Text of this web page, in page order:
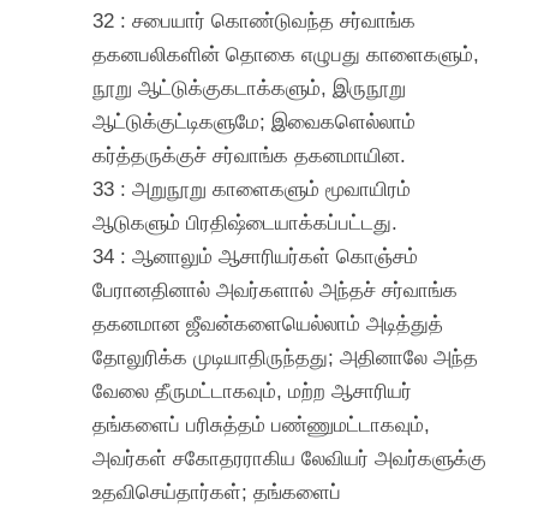
32 : சபையார் கொண்டுவந்த சர்வாங்க
தகனபலிகளின் தொகை எழுபது காளைகளும்,
நூறு ஆட்டுக்குகடாக்களும், இருநூறு
ஆட்டுக்குட்டிகளுமே; இவைகளெல்லாம்
கர்த்தருக்குச் சர்வாங்க தகனமாயின.
33 : அறுநூறு காளைகளும் மூவாயிரம்
ஆடுகளும் பிரதிஷ்டையாக்கப்பட்டது.
34 : ஆனாலும் ஆசாரியர்கள் கொஞ்சம்
பேரானதினால் அவர்களால் அந்தச் சர்வாங்க
தகனமான ஜீவன்களையெல்லாம் அடித்துத்
தோலுரிக்க முடியாதிருந்தது; அதினாலே அந்த
வேலை தீருமட்டாகவும், மற்ற ஆசாரியர்
தங்களைப் பரிசுத்தம் பண்ணுமட்டாகவும்,
அவர்கள் சகோதரராகிய லேவியர் அவர்களுக்கு
உதவிசெய்தார்கள்; தங்களைப்